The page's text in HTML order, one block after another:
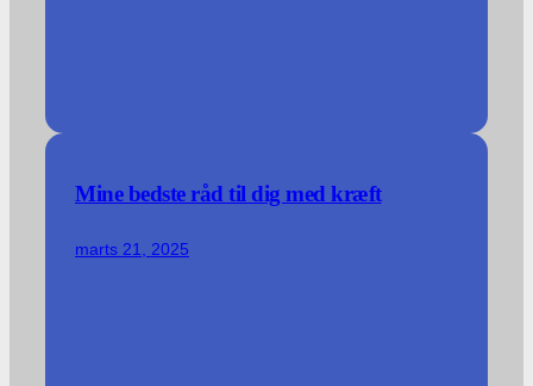
Mine bedste råd til dig med kræft
marts 21, 2025